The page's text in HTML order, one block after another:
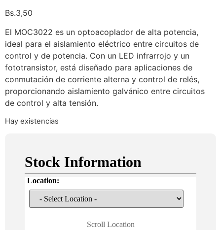
Bs.3,50
El MOC3022 es un optoacoplador de alta potencia,
ideal para el aislamiento eléctrico entre circuitos de
control y de potencia. Con un LED infrarrojo y un
fototransistor, está diseñado para aplicaciones de
conmutación de corriente alterna y control de relés,
proporcionando aislamiento galvánico entre circuitos
de control y alta tensión.
Hay existencias
Stock Information
Location:
Scroll Location